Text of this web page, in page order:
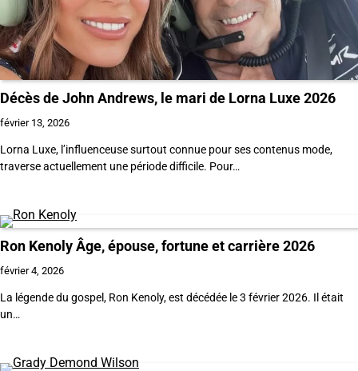
Décès de John Andrews, le mari de Lorna Luxe 2026
février 13, 2026
Lorna Luxe, l’influenceuse surtout connue pour ses contenus mode,
traverse actuellement une période difficile. Pour…
Ron Kenoly Âge, épouse, fortune et carrière 2026
février 4, 2026
La légende du gospel, Ron Kenoly, est décédée le 3 février 2026. Il était
un…